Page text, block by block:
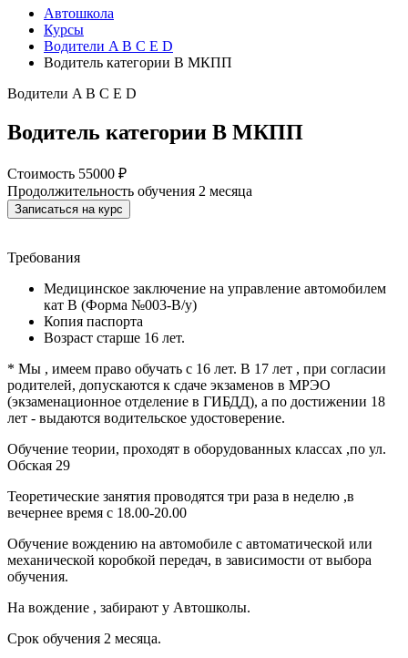
Автошкола
Курсы
Водители A B C E D
Водитель категории B МКПП
Водители A B C E D
Водитель категории B МКПП
Стоимость 55000 ₽
Продолжительность обучения 2 месяца
Требования
Медицинское заключение на управление автомобилем
кат В (Форма №003-В/у)
Копия паспорта
Возраст старше 16 лет.
* Мы , имеем право обучать с 16 лет. В 17 лет , при согласии
родителей, допускаются к сдаче экзаменов в МРЭО
(экзаменационное отделение в ГИБДД), а по достижении 18
лет - выдаются водительское удостоверение.
Обучение теории, проходят в оборудованных классах ,по ул.
Обская 29
Теоретические занятия проводятся три раза в неделю ,в
вечернее время с 18.00-20.00
Обучение вождению на автомобиле с автоматической или
механической коробкой передач, в зависимости от выбора
обучения.
На вождение , забирают у Автошколы.
Срок обучения 2 месяца.